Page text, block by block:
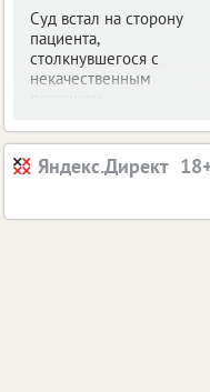
Суд встал на сторону
пациента,
столкнувшегося с
некачественным
Яндекс.Директ